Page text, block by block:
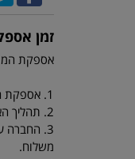
זמן
אספקת
1. אספקת המוצרים תהיה ע"פ המועד שהתחייבה החברה במפרטי המוצרים.
2. תהליך האספקה יחל אך ורק לאחר קבלת אישור העיסקה מחברת כרטיסי האשראי.
3. החברה
משלוח.